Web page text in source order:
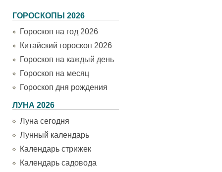
ГОРОСКОПЫ 2026
Гороскоп на год 2026
Китайский гороскоп 2026
Гороскоп на каждый день
Гороскоп на месяц
Гороскоп дня рождения
ЛУНА 2026
Луна сегодня
Лунный календарь
Календарь стрижек
Календарь садовода